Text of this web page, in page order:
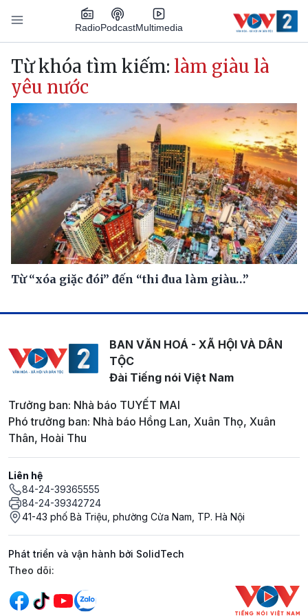
Nhảy đến nội dung
RadioPodcastMultimedia
Main navigation
Từ khóa tìm kiếm: làm giàu là
yêu nước
Từ “xóa giặc đói” đến “thi đua làm giàu…”
BAN VĂN HOÁ - XÃ HỘI VÀ DÂN
TỘC
Đài Tiếng nói Việt Nam
Trưởng ban: Nhà báo TUYẾT MAI
Phó trưởng ban: Nhà báo Hồng Lan, Xuân Thọ, Xuân
Thân, Hoài Thu
Liên hệ
84-24-39365555
84-24-39342724
41-43 phố Bà Triệu, phường Cửa Nam, TP. Hà Nội
Phát triển và vận hành bởi SolidTech
Mạng xã hội
Theo dõi: